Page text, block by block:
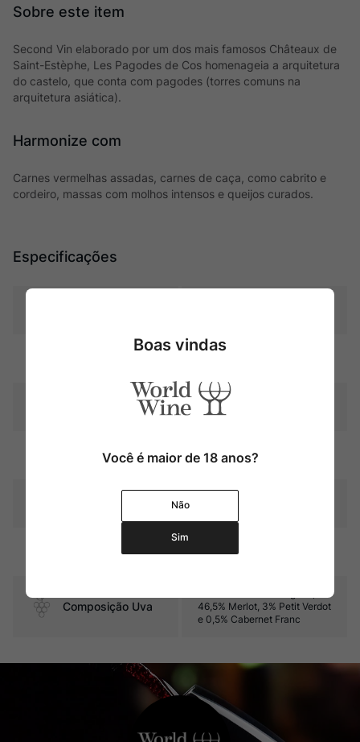
Second Vin elaborado por um dos mais famosos Châteaux de
Saint-Estèphe, Les Pagodes de Cos homenageia a arquitetura
do castelo, que conta com pagodes (torres comuns na
arquitetura asiática).
Harmonize com
Carnes vermelhas assadas, carnes de caça, como cabrito e
cordeiro, massas com molhos intensos e queijos curados.
Especificações
Château Cos d'Estournel
Bordeaux
Amadurecimento
carvalho
Composição Uva
46,5% Merlot, 3% Petit Verdot
e 0,5% Cabernet Franc
Boas vindas
Você é maior de 18 anos?
Não
Sim